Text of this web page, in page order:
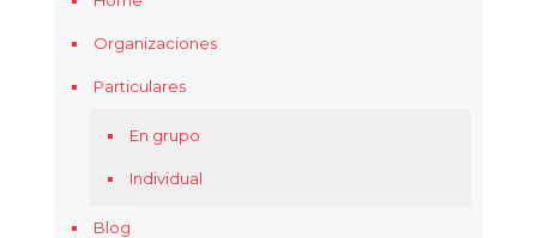
Organizaciones
Particulares
En grupo
Individual
Blog